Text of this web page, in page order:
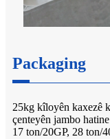
Packaging
25kg kîloyên kaxezê
çenteyên jambo
17 ton/20GP, 28 ton/